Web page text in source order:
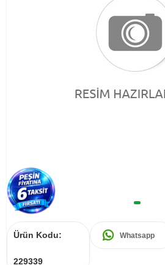
Ürün Kodu:
229339
Whatsapp